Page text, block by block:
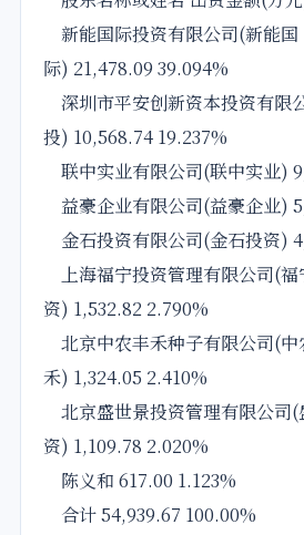
新能国际投资有限公司(新能国
际) 21,478.09 39.094%
深圳市平安创新资本投资有限
投) 10,568.74 19.237%
联中实业有限公司(联中实业)
益豪企业有限公司(益豪企业)
金石投资有限公司(金石投资)
上海福宁投资管理有限公司(福
资) 1,532.82 2.790%
北京中农丰禾种子有限公司(中
禾) 1,324.05 2.410%
北京盛世景投资管理有限公司(
资) 1,109.78 2.020%
陈义和 617.00 1.123%
合计 54,939.67 100.00%